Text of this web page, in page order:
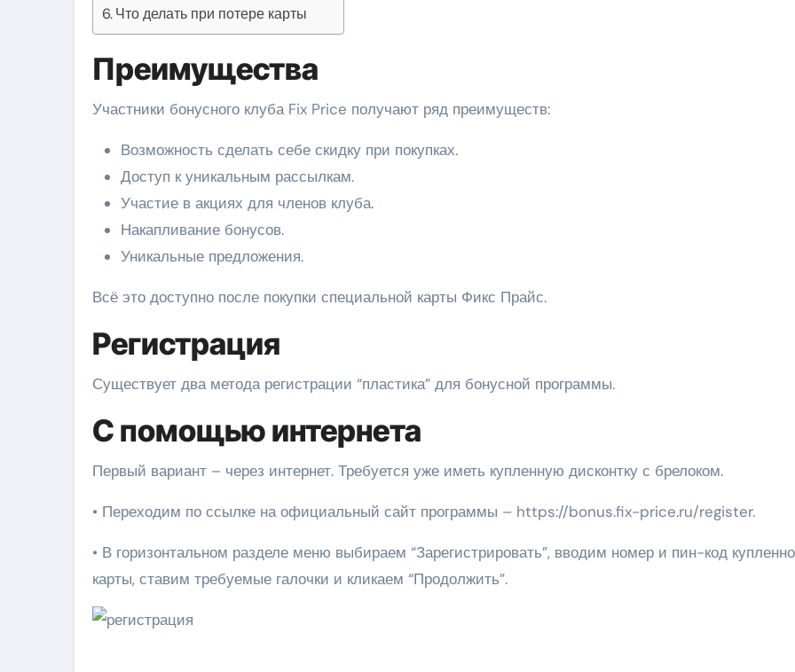
Что делать при потере карты
Преимущества
Участники бонусного клуба Fix Price получают ряд преимуществ:
Возможность сделать себе скидку при покупках.
Доступ к уникальным рассылкам.
Участие в акциях для членов клуба.
Накапливание бонусов.
Уникальные предложения.
Всё это доступно после покупки специальной карты Фикс Прайс.
Регистрация
Существует два метода регистрации “пластика” для бонусной программы.
С помощью интернета
Первый вариант – через интернет. Требуется уже иметь купленную дисконтку с брелоком.
• Переходим по ссылке на официальный сайт программы – https://bonus.fix-price.ru/register.
• В горизонтальном разделе меню выбираем “Зарегистрировать”, вводим номер и пин-код
карты, ставим требуемые галочки и кликаем “Продолжить”.